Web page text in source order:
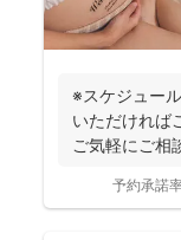
※スケジュー
いただければ
ご気軽にご相
予約承諾